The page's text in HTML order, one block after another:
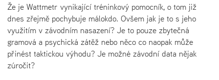
Že je Wattmetr vynikající tréninkový pomocník, o tom již
dnes zřejmě pochybuje málokdo. Ovšem jak je to s jeho
využitím v závodním nasazení? Je to pouze zbytečná
gramová a psychická zátěž nebo něco co naopak může
přinést taktickou výhodu? Je možné závodní data nějak
zúročit?